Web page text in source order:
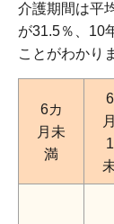
介護期間は平
が31.5％、10
ことがわかり
6カ
月未
満